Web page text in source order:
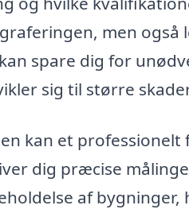
men også
spare dig for
sig til større
kan et
dig præcise
af bygninger,